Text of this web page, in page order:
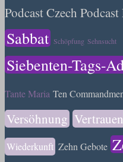
Podcast Czech
Sabbat Schöpfung Sehnsucht
Siebenten-Tags-
Tante Maria Ten
Versöhnung Vertrauen
Wiederkunft Zehn Gebote